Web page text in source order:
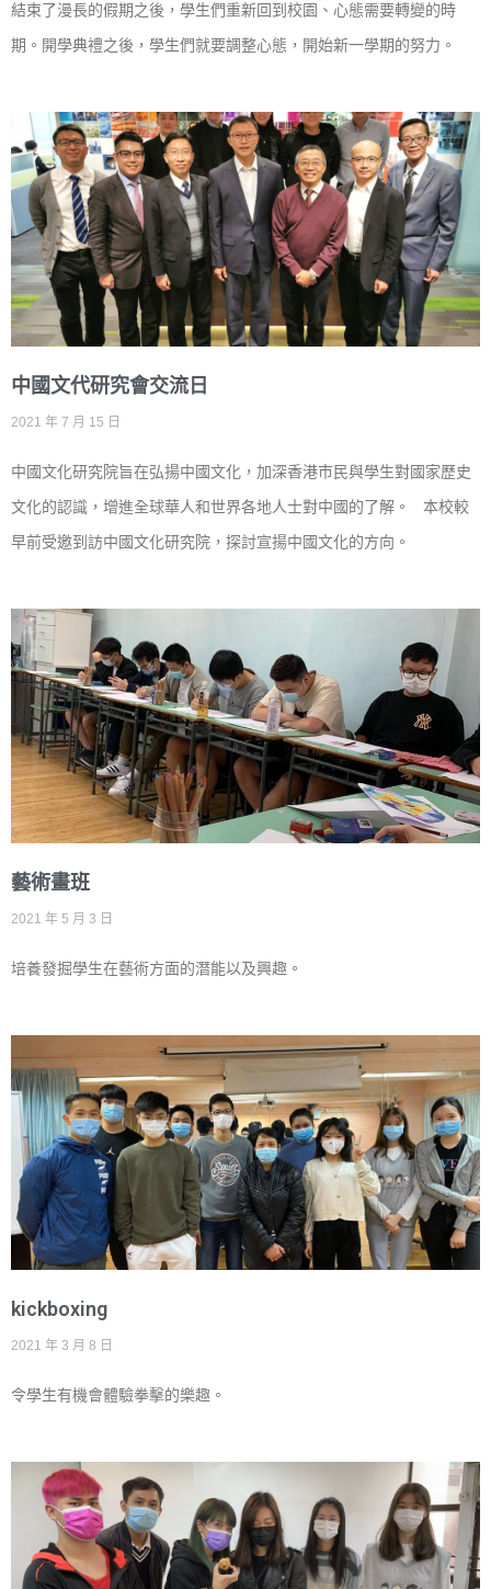
結束了漫長的假期之後，學生們重新回到校園、心態需要轉變的時
期。開學典禮之後，學生們就要調整心態，開始新一學期的努力。
中國文代研究會交流日
2021 年 7 月 15 日
中國文化研究院旨在弘揚中國文化，加深香港市民與學生對國家歷史
文化的認識，增進全球華人和世界各地人士對中國的了解。 本校較
早前受邀到訪中國文化研究院，探討宣揚中國文化的方向。
藝術畫班
2021 年 5 月 3 日
培養發掘學生在藝術方面的潛能以及興趣。
kickboxing
2021 年 3 月 8 日
令學生有機會體驗拳擊的樂趣。